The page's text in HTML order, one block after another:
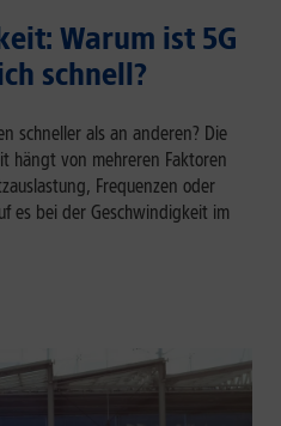
Warum ist 5G
schnell?
schneller als an anderen? Die
hängt von mehreren Faktoren
Frequenzen oder
es bei der Geschwindigkeit im